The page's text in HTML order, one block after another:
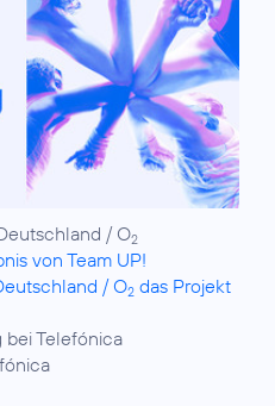
/ O2
von Team UP!
/ O2 das Projekt
bei Telefónica